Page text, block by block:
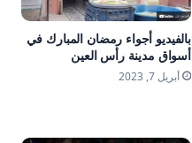
بالفيديو أجواء رمضان المبارك في
أسواق مدينة رأس العين
أبريل 7, 2023